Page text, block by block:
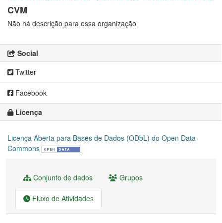
CVM
Não há descrição para essa organização
Social
Twitter
Facebook
Licença
Licença Aberta para Bases de Dados (ODbL) do Open Data
Commons
Conjunto de dados Grupos
Fluxo de Atividades